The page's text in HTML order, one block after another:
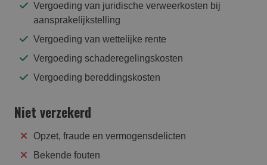
Vergoeding van juridische verweerkosten bij
aansprakelijkstelling
Vergoeding van wettelijke rente
Vergoeding schaderegelingskosten
Vergoeding bereddingskosten
Niet verzekerd
Opzet, fraude en vermogensdelicten
Bekende fouten